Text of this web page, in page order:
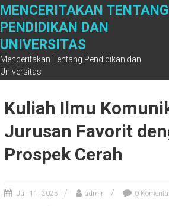
Skip
content
MENCERITAKAN TENTANG
PENDIDIKAN DAN
UNIVERSITAS
Menceritakan Tentang Pendidikan dan
Universitas
Kuliah Ilmu
Jurusan Favorit
Prospek Cerah
Juli 11, 2025 admin 0